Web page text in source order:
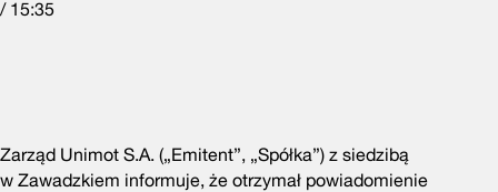
/ 15:35
Zarząd Unimot S.A. („Emitent”, „Spółka”) z siedzibą
w Zawadzkiem informuje, że otrzymał powiadomienie